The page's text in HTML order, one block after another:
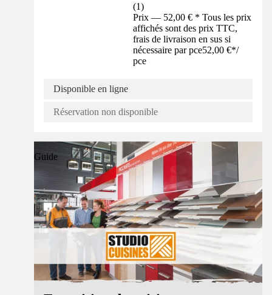
(1)
Prix — 52,00 € * Tous les prix
affichés sont des prix TTC,
frais de livraison en sus si
nécessaire par pce52,00 €*/
pce
Disponible en ligne
Réservation non disponible
Guide